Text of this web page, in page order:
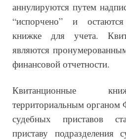
аннулируются путем
“испорчено” и
книжке для учета.
являются
финансовой отчетности.
Квитанционные
территориальным органом
судебных приставов
приставу подразделения